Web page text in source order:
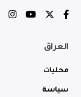
العراق
محليات
سياسة